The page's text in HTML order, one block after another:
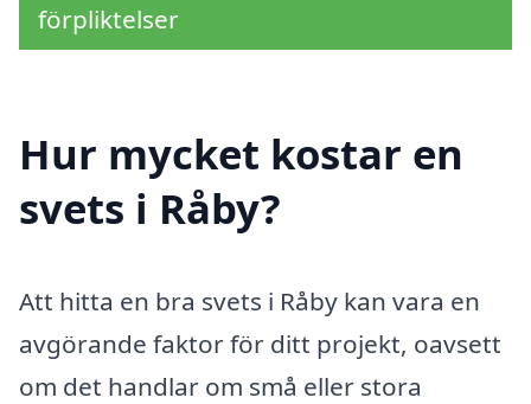
förpliktelser
Hur mycket kostar en
svets i Råby?
Att hitta en bra svets i Råby kan vara en
avgörande faktor för ditt projekt, oavsett
om det handlar om små eller stora